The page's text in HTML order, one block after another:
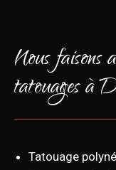
Nous faisons
tatouages à
Tatouage